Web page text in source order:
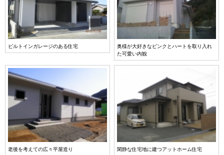
ビルトインガレージのある住宅
奥様が大好きなピンクとハートを取り入れ
た可愛い内観
老後を考えての広々平屋造り 閑静な住宅地に建つアットホーム住宅